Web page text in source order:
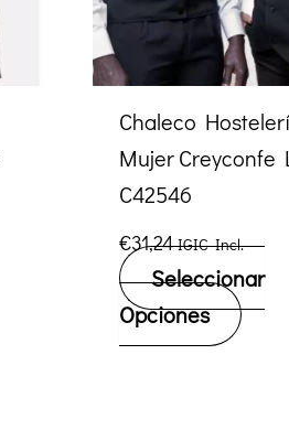
Chaleco
Mujer Creyconfe
C42546
€31,24 IGIC Incl.
Seleccionar
Opciones
Este